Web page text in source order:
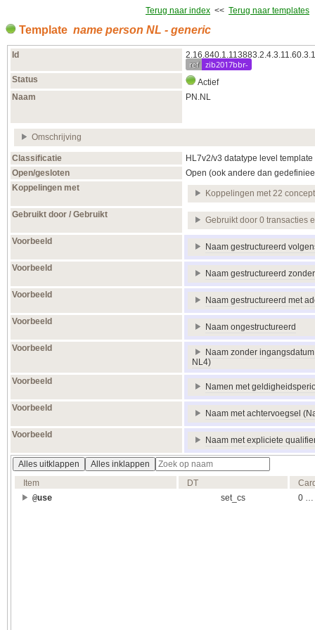
Terug naar index << Terug naar templates
Template name person NL - generic
Id
ref zib2017bbr-
Status
Actief
Naam
PN.NL
Omschrijving
Classificatie
HL7v2/v3 datatype level template
Open/gesloten
Open (ook andere dan
Koppelingen met
Koppelingen met 22
Gebruikt door / Gebruikt
Gebruikt door 0 transacties
Voorbeeld
Naam gestructureerd
Voorbeeld
Naam gestructureerd
Voorbeeld
Naam gestructureerd met
Voorbeeld
Naam ongestructureerd
Voorbeeld
Naam zonder
NL4)
Voorbeeld
Namen met
Voorbeeld
Naam met achtervoegsel
Voorbeeld
Naam met expliciete
Alles uitklappen
Alles inklappen
Item
DT
@use
set_cs 0 …